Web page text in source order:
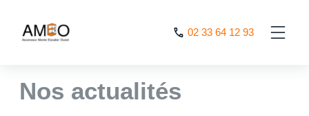
02 33 64 12 93
AMEO>Nos actualités
Nos actualités